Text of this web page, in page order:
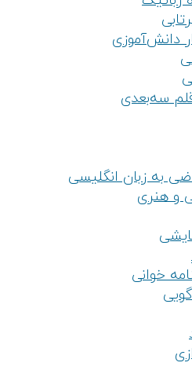
دانش‌آموزی
سه‌بعدی
به زبان انگلیسی
و هنری
خوانی